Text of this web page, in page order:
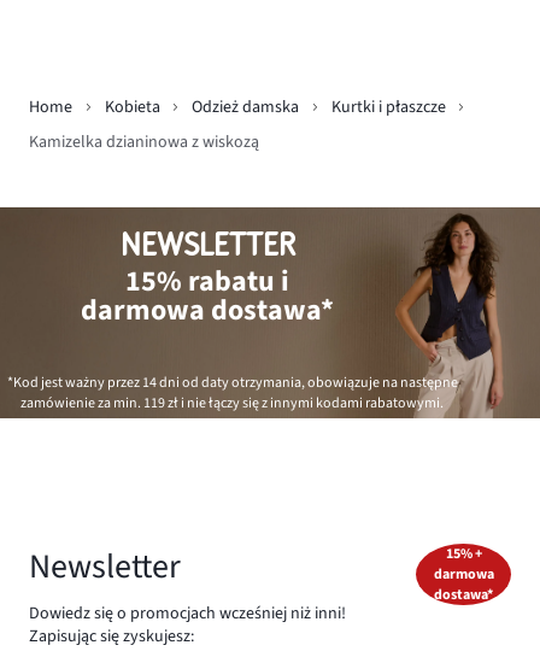
Home Kobieta Odzież damska
Kurtki i płaszcze
Kamizelka dzianinowa z wiskozą
NEWSLETTER
15% rabatu i
darmowa dostawa*
*Kod jest ważny przez 14 dni od daty otrzymania, obowiązuje na następne
zamówienie za min. 119 złi nie łączy się z innymi kodami rabatowymi.
Newsletter
Dowiedz się o promocjach wcześniej niż inni!
Zapisując się zyskujesz:
15% +
darmowa
dostawa*